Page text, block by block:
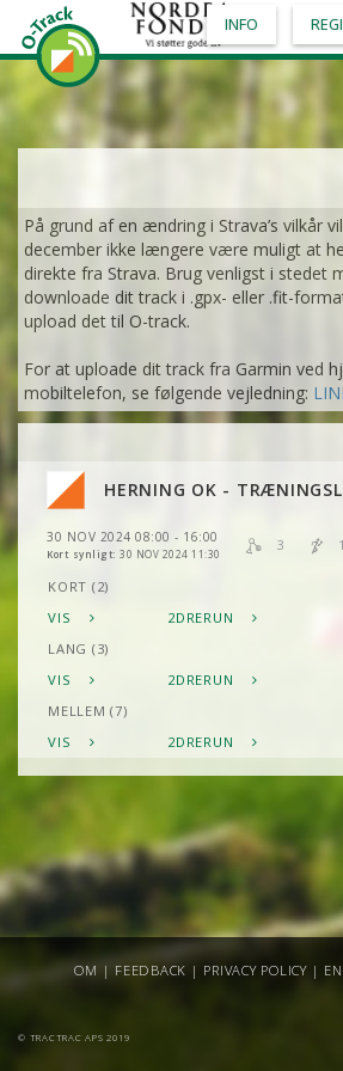
På grund af en ændring i Strava’s vilkår
december ikke længere være muligt at
direkte fra Strava. Brug venligst i stedet
downloade dit track i .gpx- eller .fit-
upload det til O-track.
For at uploade dit track fra Garmin ved
mobiltelefon, se følgende vejledning:
HERNING OK -
30 NOV 2024 08:00 - 16:00
Kort synligt: 30 NOV 2024 11:30
3
KORT (2)
VIS
2DRERUN
LANG (3)
VIS
2DRERUN
MELLEM (7)
VIS
2DRERUN
INFO
© TRACTRAC APS 2019
OM | FEEDBACK | PRIVACY POLICY|